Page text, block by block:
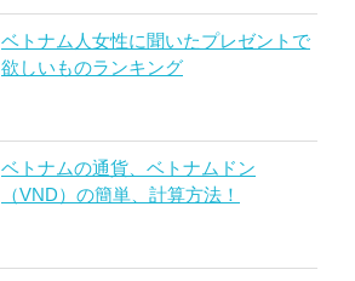
ベトナム人女性に聞いたプレゼントで
欲しいものランキング
ベトナムの通貨、ベトナムドン
（VND）の簡単、計算方法！